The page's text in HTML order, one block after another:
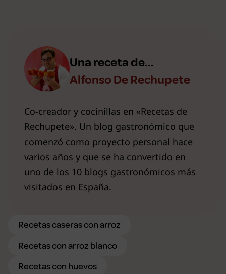
Una receta de...
Alfonso De Rechupete
Co-creador y cocinillas en «Recetas de
Rechupete». Un blog gastronómico que
comenzó como proyecto personal hace
varios años y que se ha convertido en
uno de los 10 blogs gastronómicos más
visitados en España.
Recetas caseras con arroz
Recetas con arroz blanco
Recetas con huevos